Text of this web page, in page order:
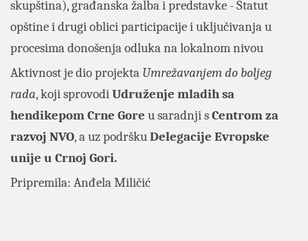
skupština), građanska žalba i predstavke - Statut
opštine i drugi oblici participacije i uključivanja u
procesima donošenja odluka na lokalnom nivou
Aktivnost je dio projekta Umrežavanjem do boljeg
rada, koji sprovodiUdruženje mladih sa
hendikepom Crne Gore u saradnji sCentrom za
razvoj NVO, a uz podrškuDelegacije Evropske
unije u Crnoj Gori.
Pripremila: Anđela Miličić